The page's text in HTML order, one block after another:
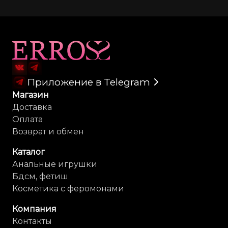
Приложение в Telegram
Магазин
Доставка
Оплата
Возврат и обмен
Каталог
Анальные игрушки
Бдсм, фетиш
Косметика с феромонами
Компания
Контакты
Карта сайта